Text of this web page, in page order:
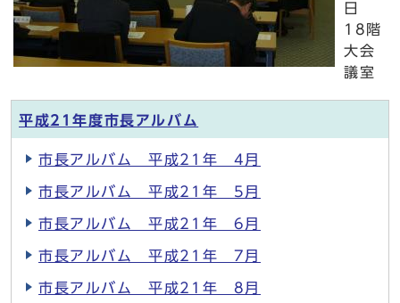
日
18階
大会
議室
平成21年度市長アルバム
市長アルバム 平成21年 4月
市長アルバム 平成21年 5月
市長アルバム 平成21年 6月
市長アルバム 平成21年 7月
市長アルバム 平成21年 8月